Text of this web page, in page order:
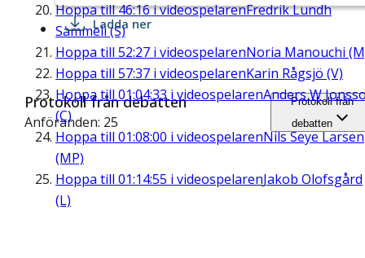
Hoppa till46:16i videospelarenFredrik Lundh
Sammeli (S)
Hoppa till 52:27 i videospelarenNoria Manouchi
Hoppa till 57:37 i videospelarenKarin Rågsjö (V)
Hoppa till 01:04:33 i videospelarenAnders W
(C)
Hoppa till 01:08:00 i videospelarenNils Seye Larsen
(MP)
Hoppa till 01:14:55 i videospelarenJakob Olofsgård
(L)
Ladda ner
Protokoll från debatten
Anföranden: 25
Protokoll från
debatten